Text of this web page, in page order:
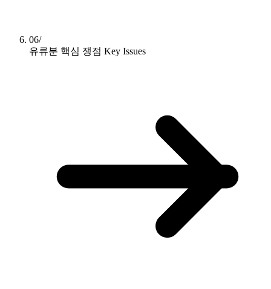
06/
유류분 핵심 쟁점 Key Issues